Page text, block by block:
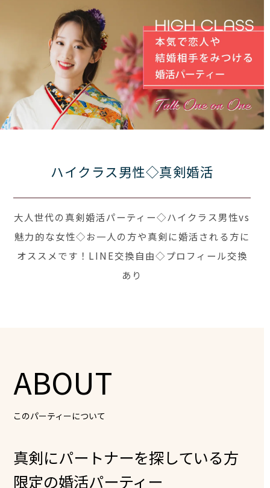
ハイクラス男性◇真剣婚活
大人世代の真剣婚活パーティー◇ハイクラス男性vs
魅力的な女性◇お一人の方や真剣に婚活される方に
オススメです！LINE交換自由◇プロフィール交換
あり
ABOUT
このパーティーについて
真剣にパートナーを探している方
限定の婚活パーティー